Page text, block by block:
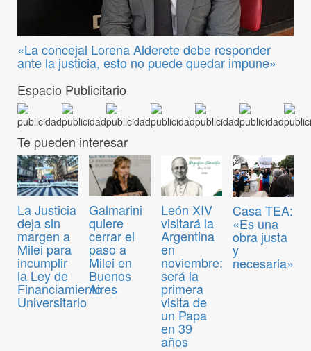
«La concejal Lorena Alderete debe responder
ante la justicia, esto no puede quedar impune»
Espacio Publicitario
Te pueden interesar
La Justicia
deja sin
margen a
Milei para
incumplir
la Ley de
Financiamiento
Universitario
Galmarini
quiere
cerrar el
paso a
Milei en
Buenos
Aires
León XIV
visitará la
Argentina
en
noviembre:
será la
primera
visita de
un Papa
en 39
años
Casa TEA:
«Es una
obra justa
y
necesaria»